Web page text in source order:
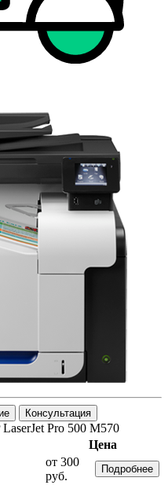
Консультация
Pro 500 M570
Цена
от 300
руб.
Подробнее